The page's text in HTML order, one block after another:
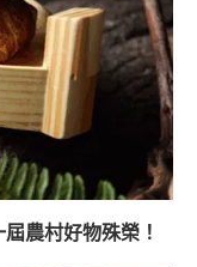
農村好物殊榮！